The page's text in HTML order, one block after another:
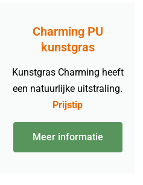
Charming PU
kunstgras
Kunstgras Charming heeft
een natuurlijke uitstraling.
Prijstip
Meer informatie